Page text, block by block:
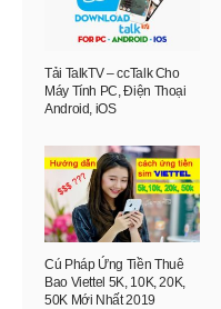
Tải TalkTV – ccTalk Cho
Máy Tính PC, Điện Thoại
Android, iOS
Cú Pháp Ứng Tiền Thuê
Bao Viettel 5K, 10K, 20K,
50K Mới Nhất 2019